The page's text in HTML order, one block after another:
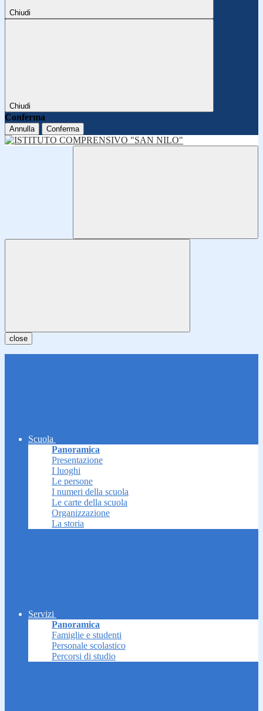
Chiudi
Chiudi
Conferma
Annulla Conferma
close
Scuola
Panoramica
Presentazione
I luoghi
Le persone
I numeri della scuola
Le carte della scuola
Organizzazione
La storia
Servizi
Panoramica
Famiglie e studenti
Personale scolastico
Percorsi di studio